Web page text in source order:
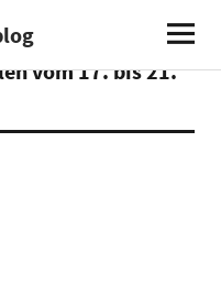
vom 17. bis 21.